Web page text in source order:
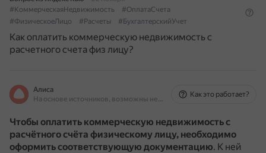
#КоммерческаяНедвижимость
#ОплатаСчета
#ФизическоеЛицо
#Расчеты #БухгалтерскийУчет
Как оплатить коммерческую недвижимость с
расчетного счета физ лицу?
Алиса
На основе источников, возможны неточности
Как это работает?
Чтобы оплатить коммерческую недвижимость с
расчётного счёта физическому лицу, необходимо
оформить соответствующую документацию. К ней